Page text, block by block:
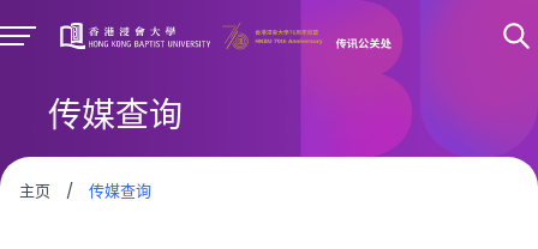
传媒查询
主页 / 传媒查询